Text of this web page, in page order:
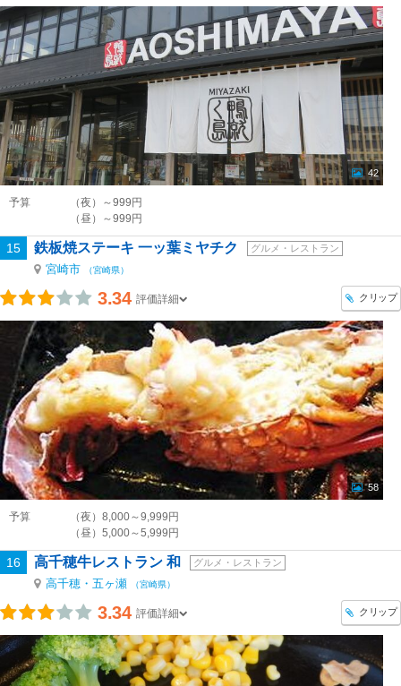
42
予算
（夜）～999円
（昼）～999円
15 鉄板焼ステーキ 一ッ葉ミヤチク グルメ・レストラン
宮崎市 （宮崎県）
3.34 評価詳細 クリップ
58
予算
（夜）8,000～9,999円
（昼）5,000～5,999円
16 高千穂牛レストラン 和 グルメ・レストラン
高千穂・五ヶ瀬 （宮崎県）
3.34 評価詳細 クリップ